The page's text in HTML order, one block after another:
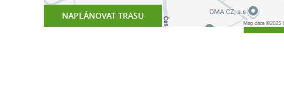
NAPLÁNOVAT TRASU